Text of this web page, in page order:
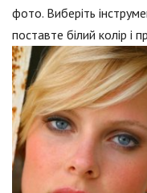
фото. Виберіть
поставте білий колір і